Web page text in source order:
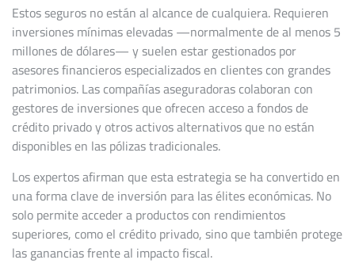
Estos seguros no están al alcance de cualquiera. Requieren
inversiones mínimas elevadas —normalmente de al menos 5
millones de dólares— y suelen estar gestionados por
asesores financieros especializados en clientes con grandes
patrimonios. Las compañías aseguradoras colaboran con
gestores de inversiones que ofrecen acceso a fondos de
crédito privado y otros activos alternativos que no están
disponibles en las pólizas tradicionales.
Los expertos afirman que esta estrategia se ha convertido en
una forma clave de inversión para las élites económicas. No
solo permite acceder a productos con rendimientos
superiores, como el crédito privado, sino que también protege
las ganancias frente al impacto fiscal.